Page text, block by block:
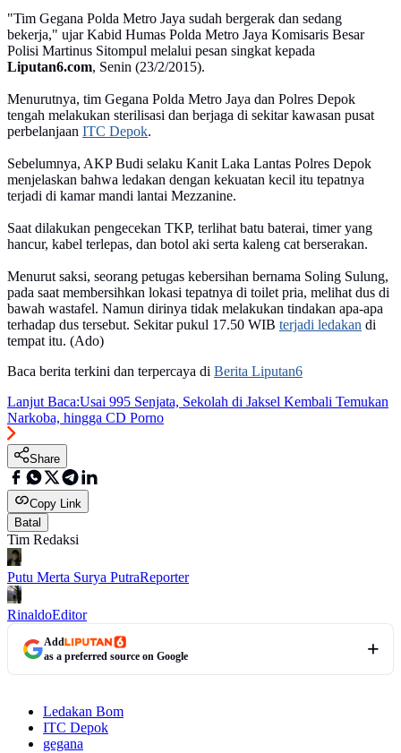
"Tim Gegana Polda Metro Jaya sudah bergerak dan sedang
bekerja," ujar Kabid Humas Polda Metro Jaya Komisaris Besar
Polisi Martinus Sitompul melalui pesan singkat kepada
Liputan6.com, Senin (23/2/2015).
Menurutnya, tim Gegana Polda Metro Jaya dan Polres Depok
tengah melakukan sterilisasi dan berjaga di sekitar kawasan pusat
perbelanjaan ITC Depok.
Sebelumnya, AKP Budi selaku Kanit Laka Lantas Polres Depok
menjelaskan bahwa ledakan dengan kekuatan kecil itu tepatnya
terjadi di kamar mandi lantai Mezzanine.
Saat dilakukan pengecekan TKP, terlihat batu baterai, timer yang
hancur, kabel terlepas, dan botol aki serta kaleng cat berserakan.
Menurut saksi, seorang petugas kebersihan bernama Soling Sulung,
pada saat membersihkan lokasi tepatnya di toilet pria, melihat dus di
bawah wastafel. Namun dirinya tidak melakukan tindakan apa-apa
terhadap dus tersebut. Sekitar pukul 17.50 WIB terjadi ledakan di
tempat itu. (Ado)
Baca berita terkini dan terpercaya di Berita Liputan6
Lanjut Baca:Usai 995 Senjata, Sekolah di Jaksel Kembali Temukan
Narkoba, hingga CD Porno
Share
Copy Link
Batal
Tim Redaksi
Putu Merta Surya PutraReporter
RinaldoEditor
Add
as a preferred source on Google
Ledakan Bom
ITC Depok
gegana